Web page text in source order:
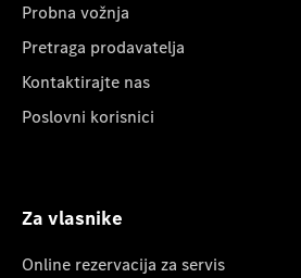
Probna vožnja
Pretraga prodavatelja
Kontaktirajte nas
Poslovni korisnici
Za vlasnike
Online rezervacija za servis